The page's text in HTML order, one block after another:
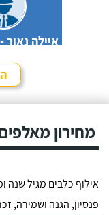
מחירון
אילוף כלבים מגיל שנה
פנסיון, הגנה ושמירה,